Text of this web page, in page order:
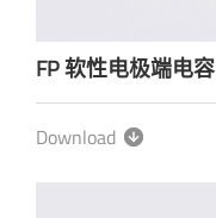
FP 软性电极端电容
Download